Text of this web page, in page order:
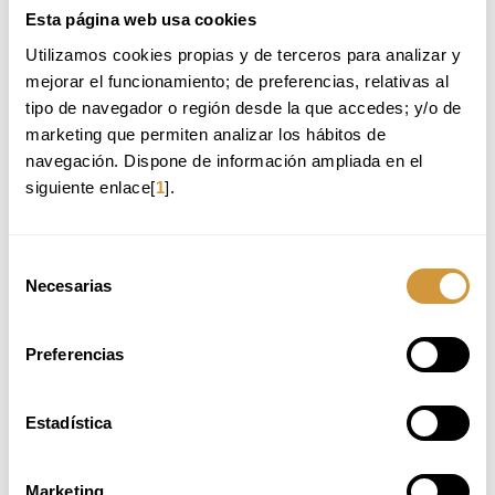
Esta página web usa cookies
Utilizamos cookies propias y de terceros para analizar y
mejorar el funcionamiento; de preferencias, relativas al
tipo de navegador o región desde la que accedes; y/o de
marketing que permiten analizar los hábitos de
navegación. Dispone de información ampliada en el
siguiente enlace[1].
Necesarias
Preferencias
Estadística
Marketing
pinchando aquí
¿Te gustaría invertir en tu futuro profesional, pero necesitas
apoyo para hacerlo? Disponemos de opciones definanciación
deseas más información,completa el siguiente formulario.
OBJETIVOS DE APRENDIZAJE
cómo funcionan los mercados de vino y bebidas: canales,
distribución y dinámicas comerciales. Aprende a analizar costes,
contextualizar la
Diseña planes de marketing y ventas con enfoque
pensados para poder
ejecutarse y medirse
Desarrolla una
gestionar marcas coherentes
en distintos mercados y